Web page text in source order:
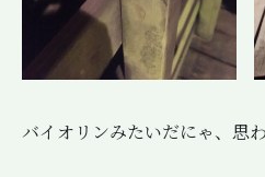
バイオリンみたいだにゃ、思